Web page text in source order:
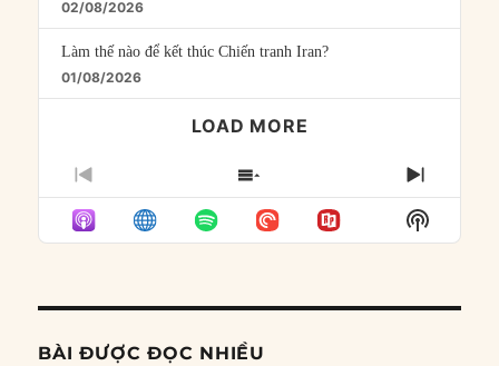
02/08/2026
Làm thế nào để kết thúc Chiến tranh Iran?
01/08/2026
LOAD MORE
PREVIOUS
EPISODE
SHOW
EPISODES
LIST
NEXT
Show
Podcast
BÀI ĐƯỢC ĐỌC NHIỀU